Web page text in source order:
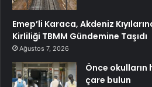
Emep’li Karaca, Akdeniz
Kirliliği TBMM Gündemine Taşıdı
Ağustos 7, 2026
Önce okulların
çare bulun